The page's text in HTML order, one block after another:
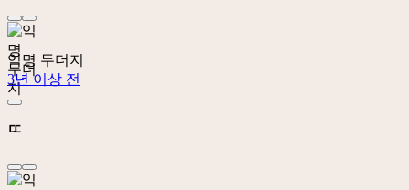
익명 두더지
3년 이상 전
ㄸ